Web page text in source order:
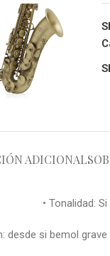
ADICIONAL
• Tonalidad:
desde si bemol